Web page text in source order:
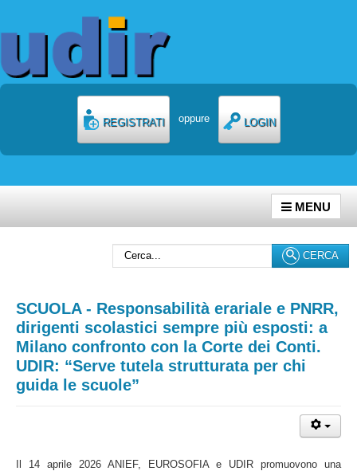
REGISTRATI oppure LOGIN
MENU
CERCA
SCUOLA - Responsabilità erariale e PNRR,
dirigenti scolastici sempre più esposti: a
Milano confronto con la Corte dei Conti.
UDIR: “Serve tutela strutturata per chi
guida le scuole”
Il 14 aprile 2026 ANIEF, EUROSOFIA e UDIR promuovono una